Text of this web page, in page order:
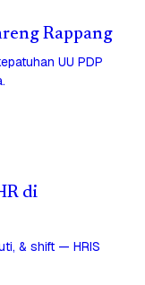
Rappang
UU PDP
di
& shift — HRIS